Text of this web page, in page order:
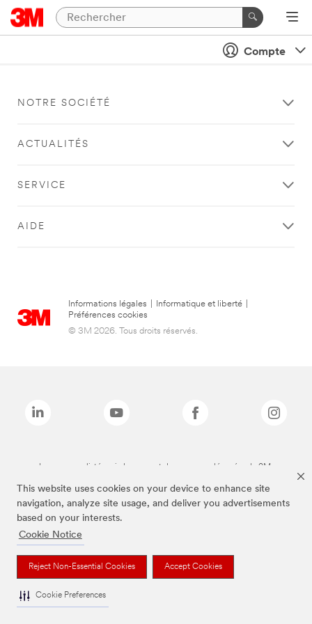
This website uses cookies on your device to enhance site
navigation, analyze site usage, and deliver you advertisements
based on your interests.
Cookie Notice
Reject Non-Essential Cookies Accept Cookies
Cookie Preferences
Compte
NOTRE SOCIÉTÉ
ACTUALITÉS
SERVICE
AIDE
Informations légales Informatique et liberté
Préférences cookies
© 3M 2026. Tous droits réservés.
Les marques listées ci-dessus sont des marques déposées de 3M.